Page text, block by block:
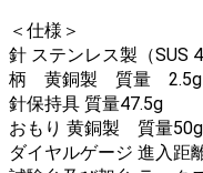
＜仕様＞
針 ステンレス製（SUS
柄 黄銅製 質量 2.5g
針保持具 質量47.5g
おもり 黄銅製 質量
ダイヤルゲージ 進入距